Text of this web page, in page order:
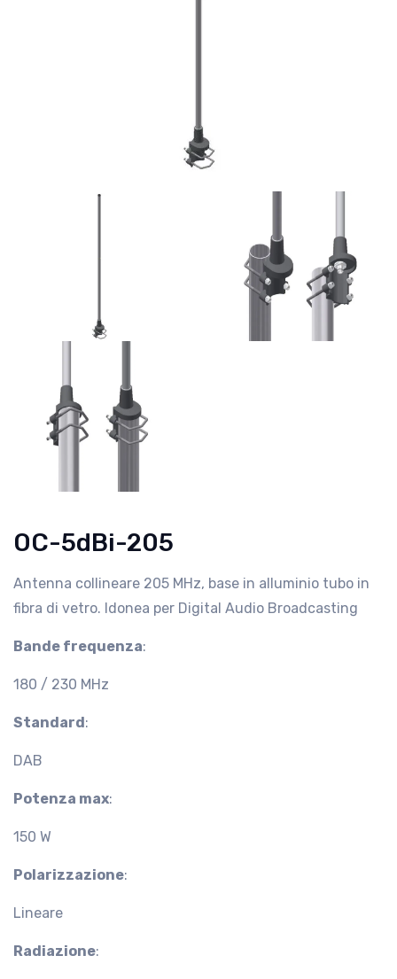
OC-5dBi-205
Antenna collineare 205 MHz, base in alluminio tubo in
fibra di vetro. Idonea per Digital Audio Broadcasting
Bande frequenza:
180 / 230 MHz
Standard:
DAB
Potenza max:
150 W
Polarizzazione:
Lineare
Radiazione: